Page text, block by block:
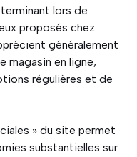
lors de
proposés chez
généralement
magasin en ligne,
régulières et de
» du site permet
substantielles sur